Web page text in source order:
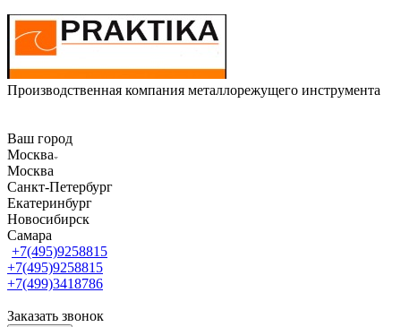
Производственная компания металлорежущего инструмента
Ваш город
Москва
Москва
Санкт-Петербург
Екатеринбург
Новосибирск
Самара
+7(495)9258815
+7(495)9258815
+7(499)3418786
Заказать звонок